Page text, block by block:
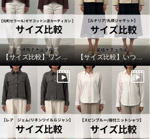
【サイズ比較】ワンサイズアップがオススメ 【サイズ比較】いつものサイズで良いです